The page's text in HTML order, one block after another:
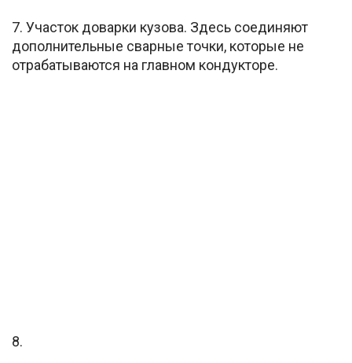
7. Участок доварки кузова. Здесь соединяют
дополнительные сварные точки, которые не
отрабатываются на главном кондукторе.
8.